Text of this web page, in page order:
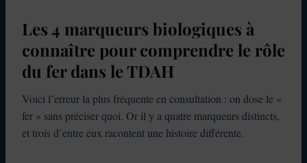
Les 4 marqueurs biologiques à
connaître pour comprendre le rôle
du fer dans le TDAH
Voici l’erreur la plus fréquente en consultation : on dose le «
fer » sans préciser quoi. Or il y a quatre marqueurs distincts,
et trois d’entre eux racontent une histoire différente.